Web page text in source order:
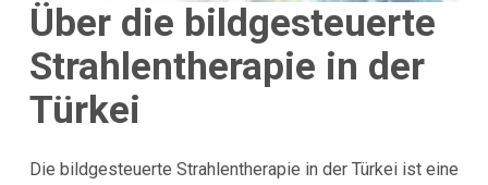
Über die bildgesteuerte
Strahlentherapie in der
Türkei
Die bildgesteuerte Strahlentherapie in der Türkei ist eine